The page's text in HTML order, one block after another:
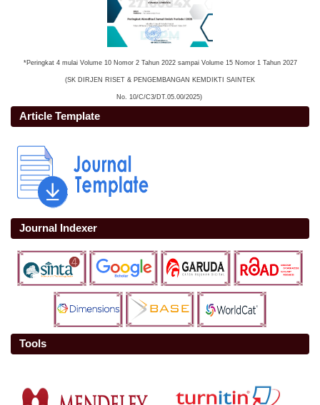
*Peringkat 4 mulai Volume 10 Nomor 2 Tahun 2022 sampai Volume 15 Nomor 1 Tahun 2027
(SK DIRJEN RISET & PENGEMBANGAN KEMDIKTI SAINTEK
No. 10/C/C3/DT.05.00/2025)
Article Template
Journal Indexer
Tools